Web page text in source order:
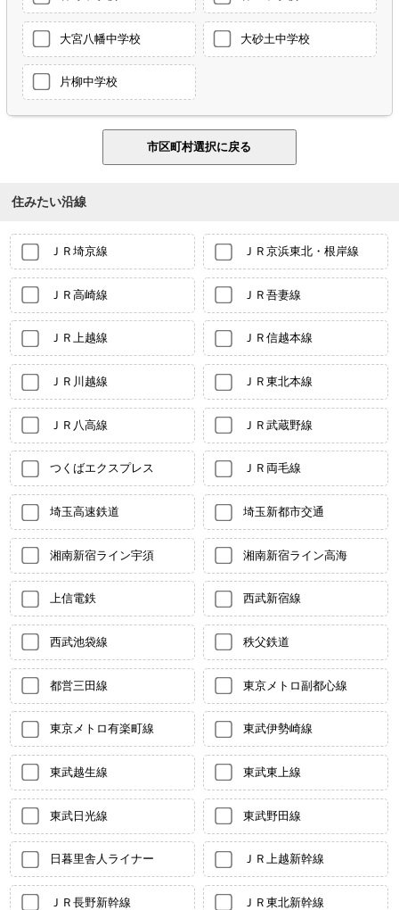
大宮八幡中学校 大砂土中学校
片柳中学校
住みたい沿線
ＪＲ埼京線 ＪＲ京浜東北・根岸線
ＪＲ高崎線 ＪＲ吾妻線
ＪＲ上越線 ＪＲ信越本線
ＪＲ川越線 ＪＲ東北本線
ＪＲ八高線 ＪＲ武蔵野線
つくばエクスプレス ＪＲ両毛線
埼玉高速鉄道 埼玉新都市交通
湘南新宿ライン宇須 湘南新宿ライン高海
上信電鉄 西武新宿線
西武池袋線 秩父鉄道
都営三田線 東京メトロ副都心線
東京メトロ有楽町線 東武伊勢崎線
東武越生線 東武東上線
東武日光線 東武野田線
日暮里舎人ライナー ＪＲ上越新幹線
ＪＲ長野新幹線 ＪＲ東北新幹線